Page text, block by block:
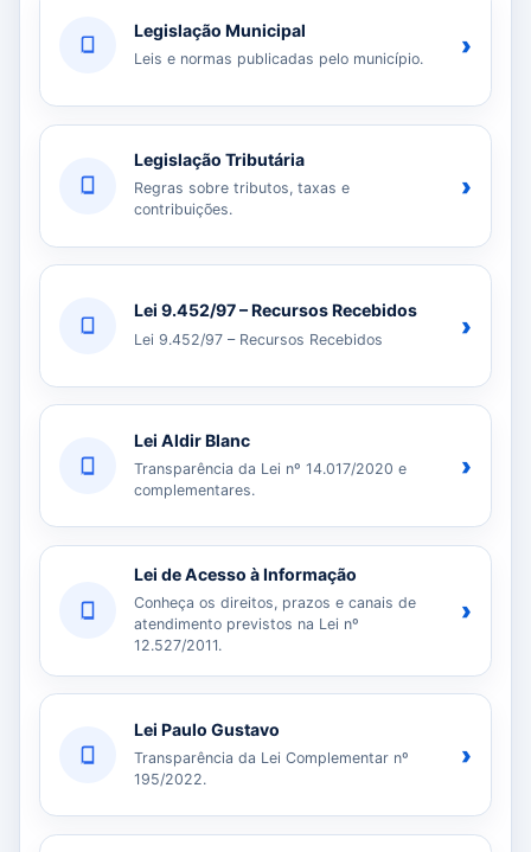
Legislação Municipal
Leis e normas publicadas pelo município. ›
Legislação Tributária
Regras sobre tributos, taxas e
contribuições.
›
Lei 9.452/97 – Recursos Recebidos
Lei 9.452/97 – Recursos Recebidos ›
Lei Aldir Blanc
Transparência da Lei nº 14.017/2020 e
complementares.
›
Lei de Acesso à Informação
Conheça os direitos, prazos e canais de
atendimento previstos na Lei nº
12.527/2011.
›
Lei Paulo Gustavo
Transparência da Lei Complementar nº
195/2022.
›